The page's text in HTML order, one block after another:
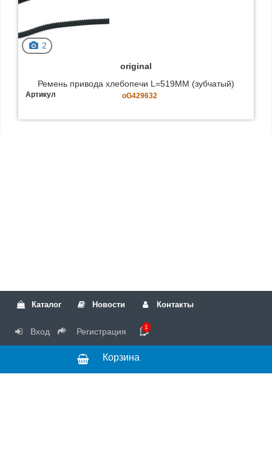
2
original
Ремень привода хлебопечи L=519MM (зубчатый)
Артикул oG429632
Каталог Новости Контакты
Вход Регистрация 1
Корзина